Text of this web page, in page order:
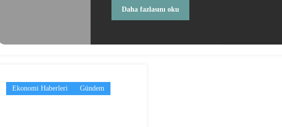
Daha fazlasını oku
Ekonomi Haberleri Gündem